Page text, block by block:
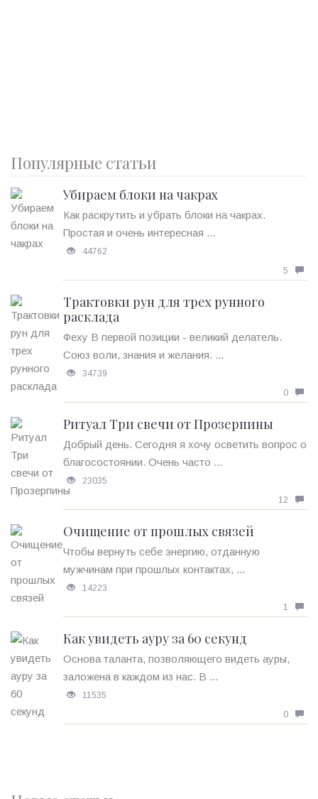
Популярные статьи
Убираем блоки на чакрах
Как раскрутить и убрать блоки на чакрах.
Простая и очень интересная ...
44762
5
Трактовки рун для трех рунного
расклада
Феху В первой позиции - великий делатель.
Союз воли, знания и желания. ...
34739
0
Ритуал Три свечи от Прозерпины
Добрый день. Сегодня я хочу осветить вопрос о
благосостоянии. Очень часто ...
23035
12
Очищение от прошлых связей
Чтобы вернуть себе энергию, отданную
мужчинам при прошлых контактах, ...
14223
1
Как увидеть ауру за 60 секунд
Основа таланта, позволяющего видеть ауры,
заложена в каждом из нас. В ...
11535
0